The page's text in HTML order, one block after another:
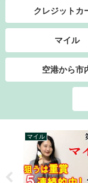
クレジットカ
マイル
空港から市
マイル